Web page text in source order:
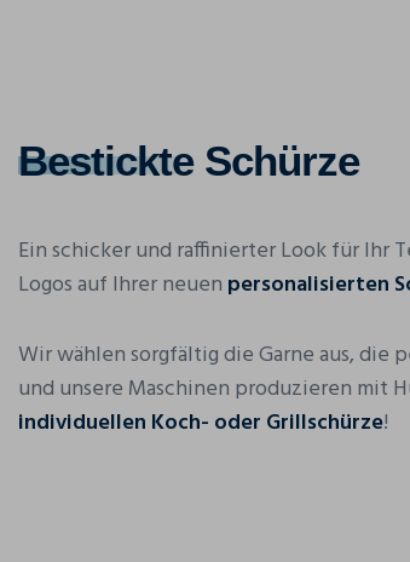
BestickteSchürze
Ein schicker und raffinierter Look für Ihr
Logos auf Ihrer neuen personalisierten
Wir wählen sorgfältig die Garne aus, die
und unsere Maschinen produzieren mit
individuellen Koch- oder Grillschürze!